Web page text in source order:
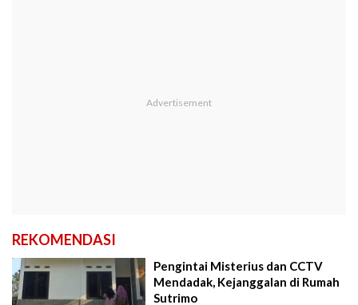
REKOMENDASI
Pengintai Misterius dan CCTV
Mendadak, Kejanggalan di Rumah
Sutrimo